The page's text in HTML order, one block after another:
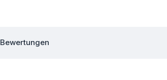
Bewertungen